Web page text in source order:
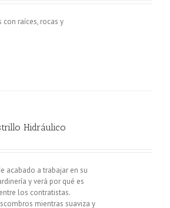
con raíces, rocas y
Hidráulico
acabado a trabajar en su
y verá por qué es
los contratistas.
mientras suaviza y